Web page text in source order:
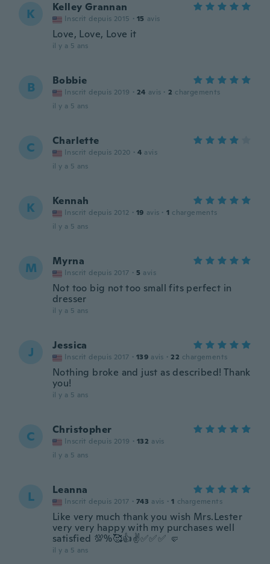
K Kelley Grannan
Inscrit depuis 2015 · 15 avis
Love, Love, Love it
il y a 5 ans
B Bobbie
Inscrit depuis 2019 · 24 avis · 2 chargements
il y a 5 ans
C Charlette
Inscrit depuis 2020 · 4 avis
il y a 5 ans
K Kennah
Inscrit depuis 2012 · 19 avis · 1 chargements
il y a 5 ans
M Myrna
Inscrit depuis 2017 · 5 avis
Not too big not too small fits perfect in
dresser
il y a 5 ans
J Jessica
Inscrit depuis 2017 · 139 avis · 22 chargements
Nothing broke and just as described! Thank
you!
il y a 5 ans
C Christopher
Inscrit depuis 2019 · 132 avis
il y a 5 ans
L Leanna
Inscrit depuis 2017 · 743 avis · 1 chargements
Like very much thank you wish Mrs.Lester
very very happy with my purchases well
satisfied 💯%🥰👍✌✅✅✅ 🤛
il y a 5 ans